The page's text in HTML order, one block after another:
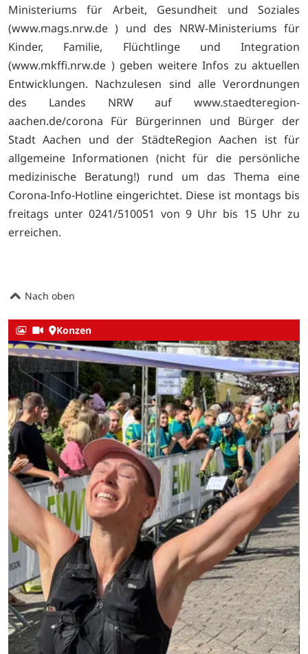
Ministeriums für Arbeit, Gesundheit und Soziales
(www.mags.nrw.de ) und des NRW-Ministeriums für
Kinder, Familie, Flüchtlinge und Integration
(www.mkffi.nrw.de ) geben weitere Infos zu aktuellen
Entwicklungen. Nachzulesen sind alle Verordnungen
des Landes NRW auf www.staedteregion-
aachen.de/corona Für Bürgerinnen und Bürger der
Stadt Aachen und der StädteRegion Aachen ist für
allgemeine Informationen (nicht für die persönliche
medizinische Beratung!) rund um das Thema eine
Corona-Info-Hotline eingerichtet. Diese ist montags bis
freitags unter 0241/510051 von 9 Uhr bis 15 Uhr zu
erreichen.
Nach oben
Konzen